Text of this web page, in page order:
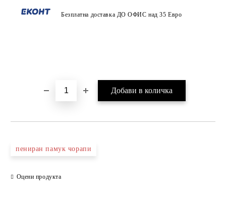
Безплатна доставка ДО ОФИС над 35 Евро
пениран памук чорапи
Оцени продукта